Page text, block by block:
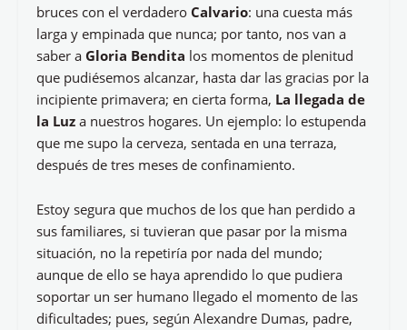
bruces con el verdadero Calvario: una cuesta más
larga y empinada que nunca; por tanto, nos van a
saber a Gloria Bendita los momentos de plenitud
que pudiésemos alcanzar, hasta dar las gracias por la
incipiente primavera; en cierta forma, La llegada de
la Luz a nuestros hogares. Un ejemplo: lo estupenda
que me supo la cerveza, sentada en una terraza,
después de tres meses de confinamiento.
Estoy segura que muchos de los que han perdido a
sus familiares, si tuvieran que pasar por la misma
situación, no la repetiría por nada del mundo;
aunque de ello se haya aprendido lo que pudiera
soportar un ser humano llegado el momento de las
dificultades; pues, según Alexandre Dumas, padre,